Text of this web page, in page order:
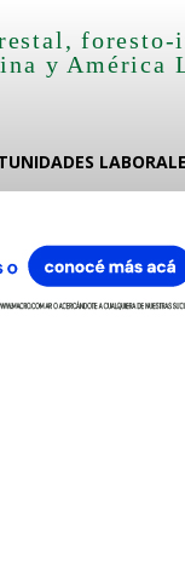
foresto-
y América